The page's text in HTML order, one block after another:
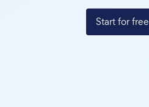
Start for free